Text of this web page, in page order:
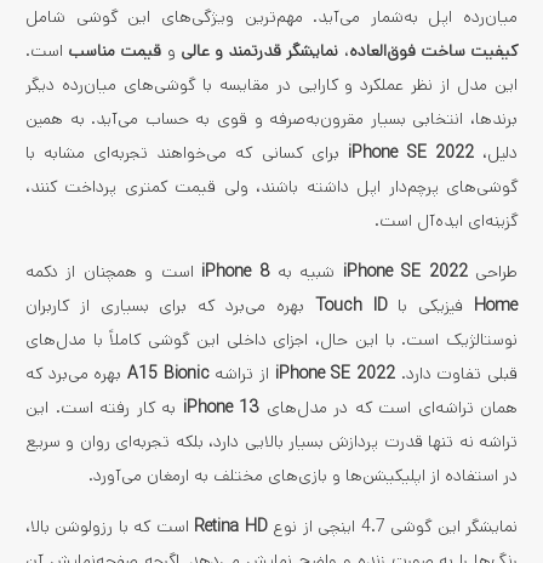
میان‌رده اپل به‌شمار می‌آید. مهم‌ترین ویژگی‌های این گوشی شامل
کیفیت ساخت فوق‌العاده، نمایشگر قدرتمند و عالی و قیمت مناسب است.
این مدل از نظر عملکرد و کارایی در مقایسه با گوشی‌های میان‌رده دیگر
برندها، انتخابی بسیار مقرون‌به‌صرفه و قوی به حساب می‌آید. به همین
دلیل،iPhone SE 2022 برای کسانی که می‌خواهند تجربه‌ای مشابه با
گوشی‌های پرچم‌دار اپل داشته باشند، ولی قیمت کمتری پرداخت کنند،
گزینه‌ای ایده‌آل است.
طراحیiPhone SE 2022 شبیه بهiPhone 8 است و همچنان از دکمه
Home فیزیکی باTouch ID بهره می‌برد که برای بسیاری از کاربران
نوستالژیک است. با این حال، اجزای داخلی این گوشی کاملاً با مدل‌های
قبلی تفاوت دارد. iPhone SE 2022 از تراشهA15 Bionic بهره می‌برد که
همان تراشه‌ای است که در مدل‌های iPhone 13 به کار رفته است. این
تراشه نه تنها قدرت پردازش بسیار بالایی دارد، بلکه تجربه‌ای روان و سریع
در استفاده از اپلیکیشن‌ها و بازی‌های مختلف به ارمغان می‌آورد.
نمایشگر این گوشی 4.7 اینچی از نوع Retina HD است که با رزولوشن بالا،